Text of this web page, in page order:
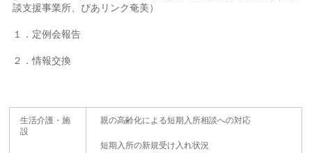
談支援事業所、ぴあリンク奄美）
１．定例会報告
２．情報交換
生活介護・施
設
親の高齢化による短期入所相談への対応
短期入所の新規受け入れ状況